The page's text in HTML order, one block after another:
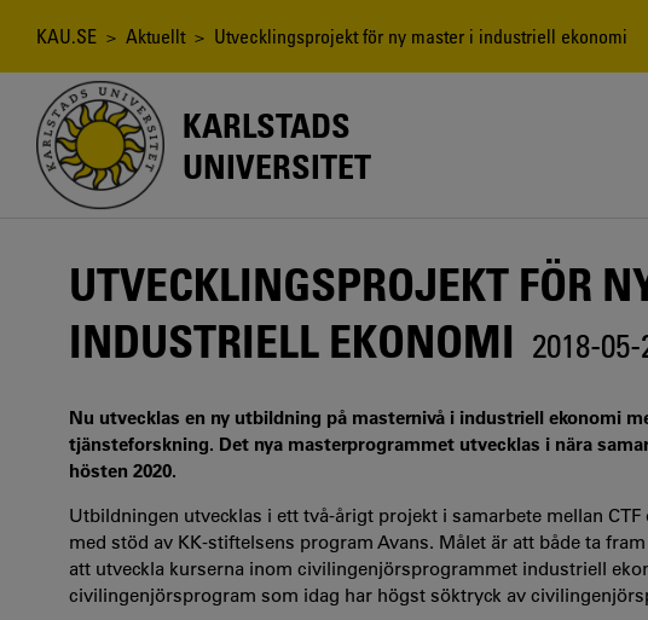
Länkstig
KAU.SE > Aktuellt > Utvecklingsprojekt för ny master i industriell ekonomi
KARLSTADS
UNIVERSITET
UTVECKLINGSPROJEKT FÖR
INDUSTRIELL EKONOMI 2018-05-
Nu utvecklas en ny utbildning på masternivå i industriell ekonomi
tjänsteforskning. Det nya masterprogrammet utvecklas i nära
hösten 2020.
Utbildningen utvecklas i ett två-årigt projekt i samarbete mellan
med stöd av KK-stiftelsens program Avans. Målet är att både ta
att utveckla kurserna inom civilingenjörsprogrammet industriell
civilingenjörsprogram som idag har högst söktryck av